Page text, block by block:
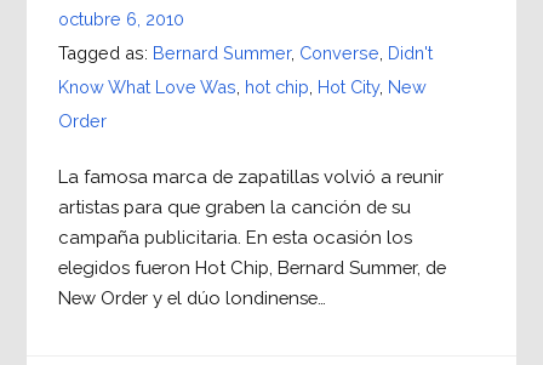
octubre 6, 2010
Tagged as: Bernard Summer, Converse Didn't
Know What Love Was hot chip Hot City, New
Order
La famosa marca de zapatillas volvió a reunir
artistas para que graben la canción de su
campaña publicitaria. En esta ocasión los
elegidos fueron Hot Chip, Bernard Summer, de
New Order y el dúo londinense…